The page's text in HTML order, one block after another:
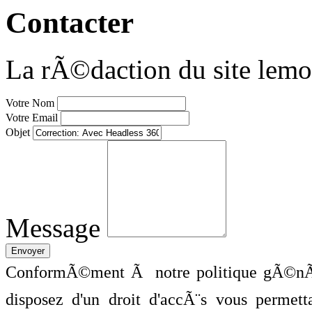
Contacter
La rÃ©daction du site
Votre Nom
Votre Email
Objet
Message
ConformÃ©ment Ã notre politique
disposez d'un droit d'accÃ¨s vous